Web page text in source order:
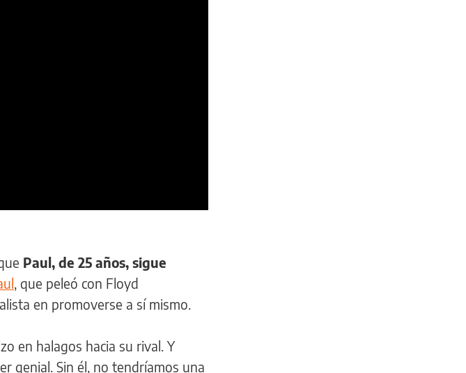
Paul, de 25 años, sigue
, que peleó con Floyd
en promoverse a sí mismo.
en halagos hacia su rival. Y
genial. Sin él, no tendríamos una